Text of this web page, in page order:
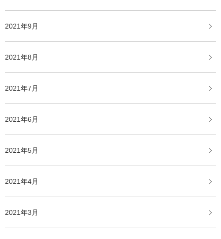
2021年9月
2021年8月
2021年7月
2021年6月
2021年5月
2021年4月
2021年3月